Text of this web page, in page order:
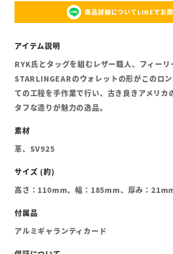
商品詳細についてLINEでお
RYK氏とタッグを組むレザー職人、フィー
STARLINGEARのウォレットの形がこのロ
ての工程を手作業で行い、古き良きアメリカ
タフな造りが魅力の逸品。
革、SV925
高さ：110mm、幅：185mm、厚み：
アルミギャランティカード